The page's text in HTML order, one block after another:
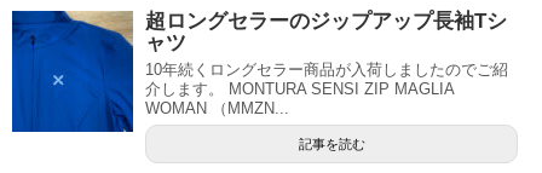
超ロングセラーのジップアップ長袖Tシ
ャツ
10年続くロングセラー商品が入荷しましたのでご紹
介します。 MONTURA SENSI ZIP MAGLIA
WOMAN （MMZN...
記事を読む